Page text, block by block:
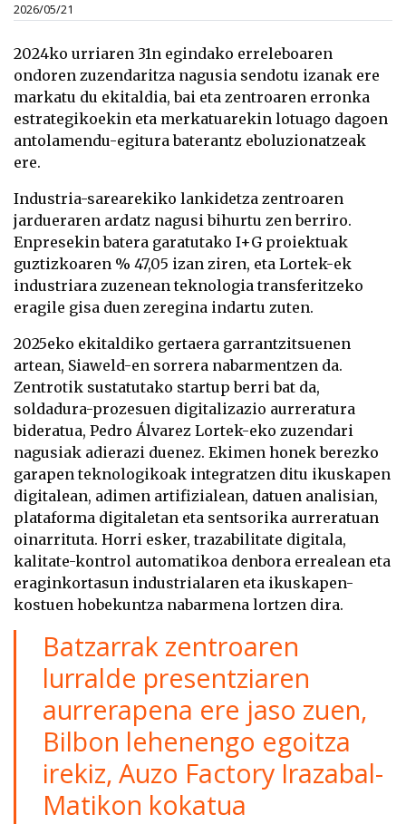
2026/05/21
2024ko urriaren 31n egindako erreleboaren
ondoren zuzendaritza nagusia sendotu izanak ere
markatu du ekitaldia, bai eta zentroaren erronka
estrategikoekin eta merkatuarekin lotuago dagoen
antolamendu-egitura baterantz eboluzionatzeak
ere.
Industria-sarearekiko lankidetza zentroaren
jardueraren ardatz nagusi bihurtu zen berriro.
Enpresekin batera garatutako I+G proiektuak
guztizkoaren % 47,05 izan ziren, eta Lortek-ek
industriara zuzenean teknologia transferitzeko
eragile gisa duen zeregina indartu zuten.
2025eko ekitaldiko gertaera garrantzitsuenen
artean, Siaweld-en sorrera nabarmentzen da.
Zentrotik sustatutako startup berri bat da,
soldadura-prozesuen digitalizazio aurreratura
bideratua, Pedro Álvarez Lortek-eko zuzendari
nagusiak adierazi duenez. Ekimen honek berezko
garapen teknologikoak integratzen ditu ikuskapen
digitalean, adimen artifizialean, datuen analisian,
plataforma digitaletan eta sentsorika aurreratuan
oinarrituta. Horri esker, trazabilitate digitala,
kalitate-kontrol automatikoa denbora errealean eta
eraginkortasun industrialaren eta ikuskapen-
kostuen hobekuntza nabarmena lortzen dira.
Batzarrak zentroaren
lurralde presentziaren
aurrerapena ere jaso zuen,
Bilbon lehenengo egoitza
irekiz, Auzo Factory Irazabal-
Matikon kokatua